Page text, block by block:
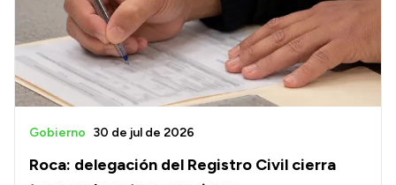
Roca: delegación del Registro Civil cierra
Gobierno 30 de jul de 2026